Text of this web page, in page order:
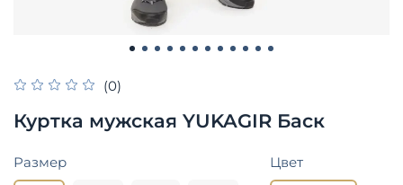
(0)
Куртка мужская YUKAGIR Баск
Размер Цвет